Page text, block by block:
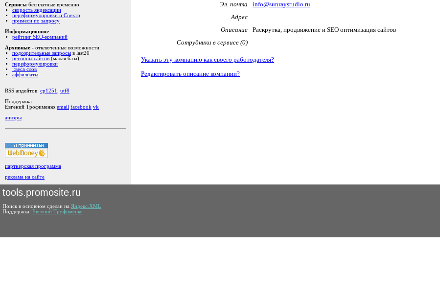
Сервисы бесплатные временно
скорость яндексации
переформулировки и Спектр
примеси по запросу
Информационное
рейтинг SEO-компаний
Архивные - отключенные возможности
подозрительные запросы в last20
регионы сайтов (малая база)
переформулировки
::веса слов
аффилиаты
RSS апдейтов: cp1251
utf8
Поддержка:
Евгений Трофименко email facebook vk
анкоры
партнерская программа
реклама на сайте
Эл. почта
info@sunraystudio.ru
Адрес
Описание
Раскрутка, продвижение и SEO оптимизация сайтов
Сотрудники в сервисе (0)
Указать эту компанию как своего работодателя?
Редактировать описание компании?
tools.promosite.ru
Поиск в основном сделан на Яндекс.XML
Поддержка: Евгений Трофименко